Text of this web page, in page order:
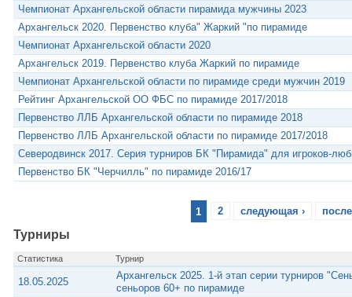
Чемпионат Архангельской области пирамида мужчины 2023
Архангельск 2020. Первенство клуба" Жаркий "по пирамиде
Чемпионат Архангельской области 2020
Архангельск 2019. Первенство клуба Жаркий по пирамиде
Чемпионат Архангельской области по пирамиде среди мужчин 2019
Рейтинг Архангельской ОО ФБС по пирамиде 2017/2018
Первенство ЛЛБ Архангельской области по пирамиде 2018
Первенство ЛЛБ Архангельской области по пирамиде 2017/2018
Северодвинск 2017. Серия турниров БК "Пирамида" для игроков-
Первенство БК "Черчилль" по пирамиде 2016/17
1 2 следующая ›
Турниры
Статистика Турнир
18.05.2025
Архангельск 2025. 1-й этап серии турниров
сеньоров 60+ по пирамиде